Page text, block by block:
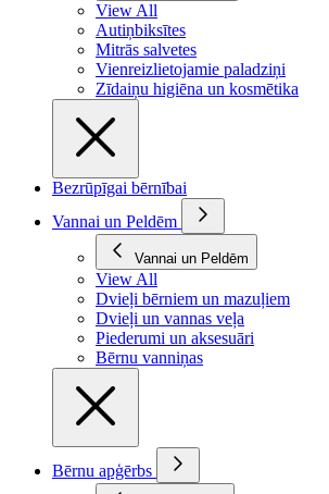
View All
Autiņbiksītes
Mitrās salvetes
Vienreizlietojamie paladziņi
Zīdaiņu higiēna un kosmētika
Bezrūpīgai bērnībai
Vannai un Peldēm
Vannai un Peldēm
View All
Dvieļi bērniem un mazuļiem
Dvieļi un vannas veļa
Piederumi un aksesuāri
Bērnu vanniņas
Bērnu apģērbs